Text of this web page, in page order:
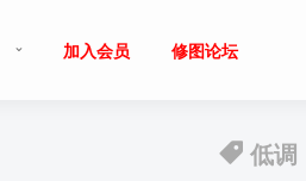
加入会员 修图论坛
低调